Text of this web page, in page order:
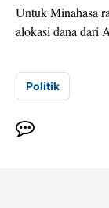
Untuk Minahasa
alokasi dana dari
Politik